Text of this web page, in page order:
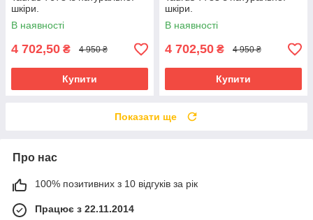
шкіри.
В наявності
4 702,50 ₴ 4 950 ₴
Купити
шкіри.
В наявності
4 702,50 ₴ 4 950 ₴
Купити
Показати ще
Про нас
100% позитивних з 10 відгуків за рік
Працює з 22.11.2014